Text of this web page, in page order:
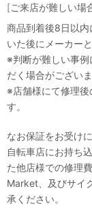
[ご来店が難しい場
商品到着後8日以
いた後にメーカー
※判断が難しい事例
だく場合がございま
※店舗様にて修理後
す。
なお保証をお受け
自転車店にお持ち
た他店様での修理
Market、及びサイ
承ください。